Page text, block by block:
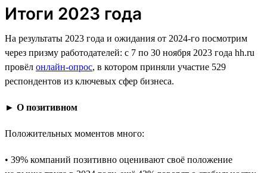
Итоги 2023 года
На результаты 2023 года и ожидания от 2024-го посмотрим
через призму работодателей: с 7 по 30 ноября 2023 года hh.ru
провёл онлайн-опрос, в котором приняли участие 529
респондентов из ключевых сфер бизнеса.
► О позитивном
Положительных моментов много:
• 39% компаний позитивно оценивают своё положение